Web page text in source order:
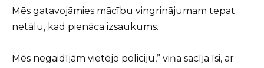
Mēs gatavojāmies mācību vingrinājumam tepat
netālu, kad pienāca izsaukums.
Mēs negaidījām vietējo policiju,” viņa sacīja īsi, ar